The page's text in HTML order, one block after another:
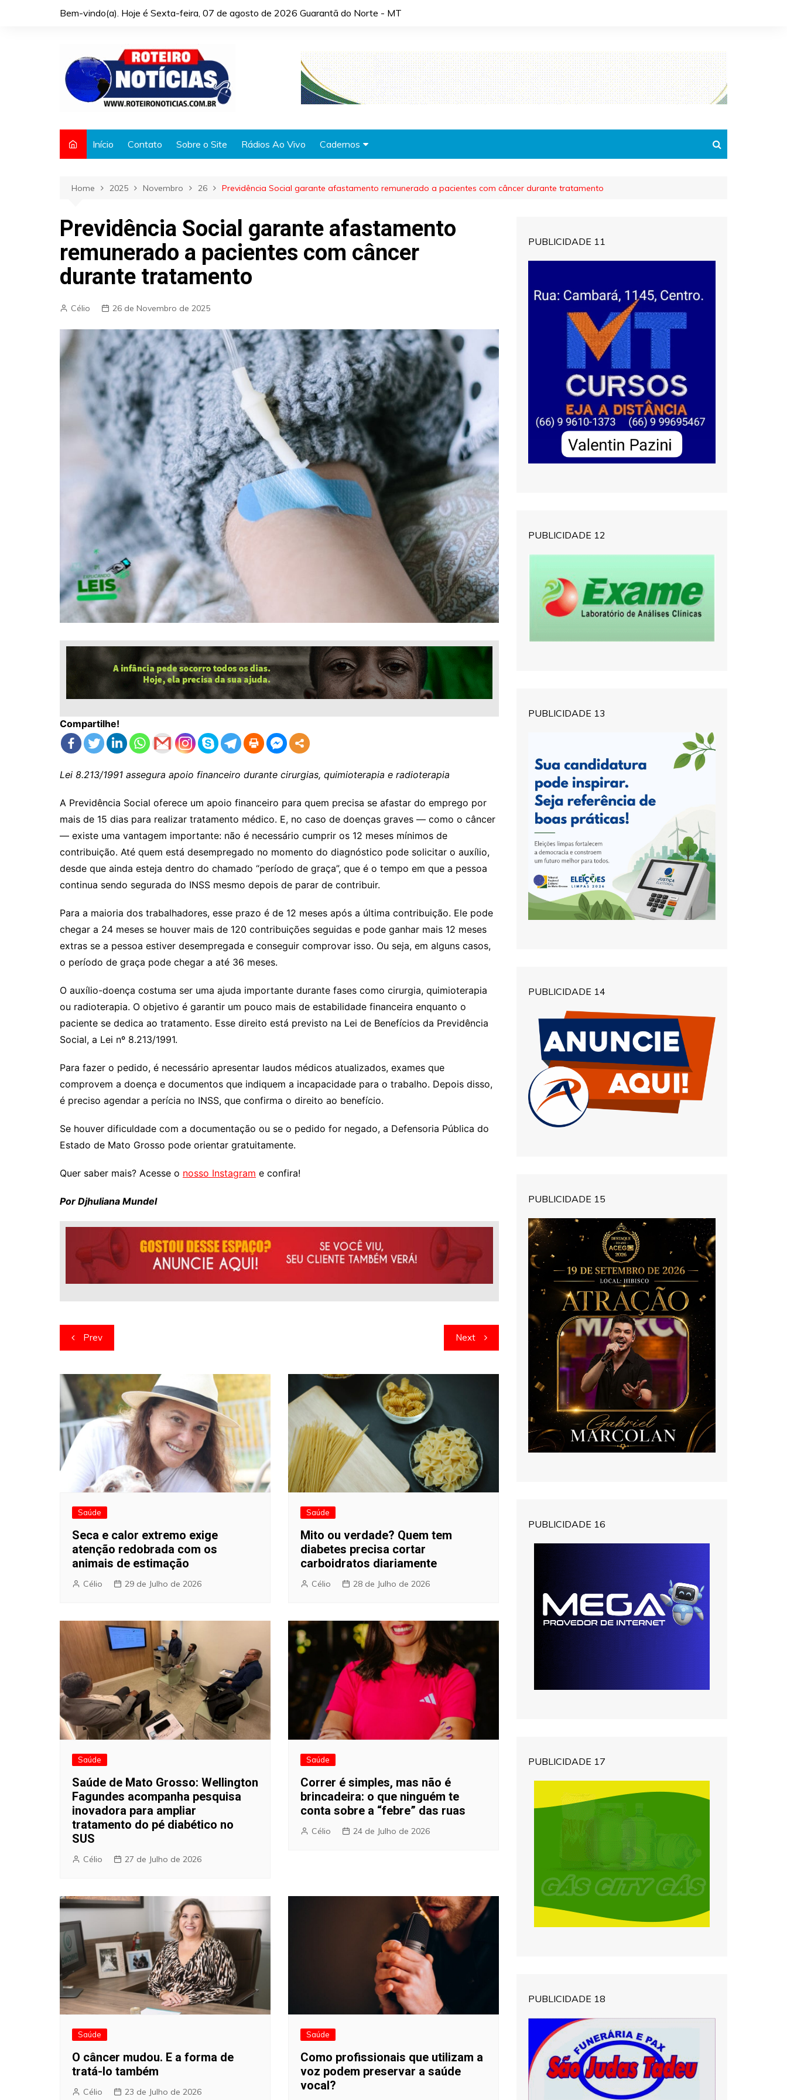
Bem-vindo(a). Hoje é Sexta-feira, 07 de agosto de 2026 Guarantã do Norte - MT
Início Contato Sobre o Site Rádios Ao Vivo Cadernos
Automóveis
Cidades
Cultura
Justiça
Mundo
Política
Saúde
Home 2025 Novembro 26 Previdência Social garante afastamento remunerado a pacientes com câncer durante tratamento
Previdência Social garante afastamento
remunerado a pacientes com câncer
durante tratamento
Célio 26 de Novembro de 2025
Compartilhe!
Lei 8.213/1991 assegura apoio financeiro durante cirurgias, quimioterapia e radioterapia
A Previdência Social oferece um apoio financeiro para quem precisa se afastar do emprego por
mais de 15 dias para realizar tratamento médico. E, no caso de doenças graves — como o câncer
— existe uma vantagem importante: não é necessário cumprir os 12 meses mínimos de
contribuição. Até quem está desempregado no momento do diagnóstico pode solicitar o auxílio,
desde que ainda esteja dentro do chamado “período de graça”, que é o tempo em que a pessoa
continua sendo segurada do INSS mesmo depois de parar de contribuir.
Para a maioria dos trabalhadores, esse prazo é de 12 meses após a última contribuição. Ele pode
chegar a 24 meses se houver mais de 120 contribuições seguidas e pode ganhar mais 12 meses
extras se a pessoa estiver desempregada e conseguir comprovar isso. Ou seja, em alguns casos,
o período de graça pode chegar a até 36 meses.
O auxílio-doença costuma ser uma ajuda importante durante fases como cirurgia, quimioterapia
ou radioterapia. O objetivo é garantir um pouco mais de estabilidade financeira enquanto o
paciente se dedica ao tratamento. Esse direito está previsto na Lei de Benefícios da Previdência
Social, a Lei nº 8.213/1991.
Para fazer o pedido, é necessário apresentar laudos médicos atualizados, exames que
comprovem a doença e documentos que indiquem a incapacidade para o trabalho. Depois disso,
é preciso agendar a perícia no INSS, que confirma o direito ao benefício.
Se houver dificuldade com a documentação ou se o pedido for negado, a Defensoria Pública do
Estado de Mato Grosso pode orientar gratuitamente.
Quer saber mais? Acesse o nosso Instagram e confira!
Por Djhuliana Mundel
Navegação
de
artigos
Prev Next
Saúde
Seca e calor extremo exige
atenção redobrada com os
animais de estimação
Célio 29 de Julho de 2026
Saúde
Mito ou verdade? Quem tem
diabetes precisa cortar
carboidratos diariamente
Célio 28 de Julho de 2026
Saúde
Saúde de Mato Grosso: Wellington
Fagundes acompanha pesquisa
inovadora para ampliar
tratamento do pé diabético no
SUS
Célio 27 de Julho de 2026
Saúde
Correr é simples, mas não é
brincadeira: o que ninguém te
conta sobre a “febre” das ruas
Célio 24 de Julho de 2026
Saúde
O câncer mudou. E a forma de
tratá-lo também
Célio 23 de Julho de 2026
Saúde
Como profissionais que utilizam a
voz podem preservar a saúde
vocal?
PUBLICIDADE 11
PUBLICIDADE 12
PUBLICIDADE 13
PUBLICIDADE 14
PUBLICIDADE 15
PUBLICIDADE 16
PUBLICIDADE 17
PUBLICIDADE 18